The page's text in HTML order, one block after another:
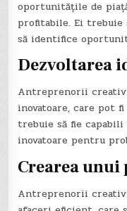
oportunitățile de
profitabile. Ei trebuie
să identifice
Dezvoltarea
Antreprenorii
inovatoare, care pot
trebuie să fie capabili
inovatoare pentru
Crearea unui
Antreprenorii